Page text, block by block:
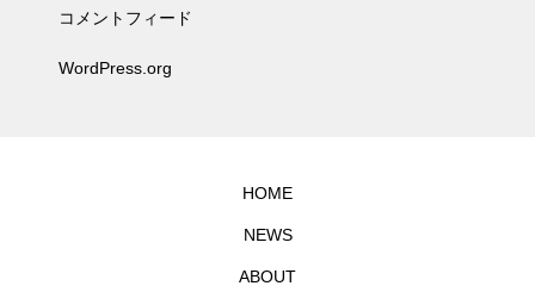
コメントフィード
WordPress.org
HOME
NEWS
ABOUT